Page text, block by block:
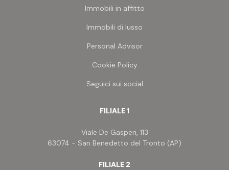
Immobili in affitto
Immobili di lusso
Personal Advisor
Cookie Policy
Seguici sui social
FILIALE 1
Viale De Gasperi, 113
63074 - San Benedetto del Tronto (AP)
FILIALE 2